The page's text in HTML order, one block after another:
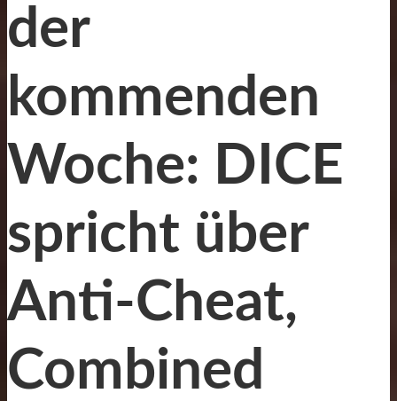
der
kommenden
Woche: DICE
spricht über
Anti-Cheat,
Combined